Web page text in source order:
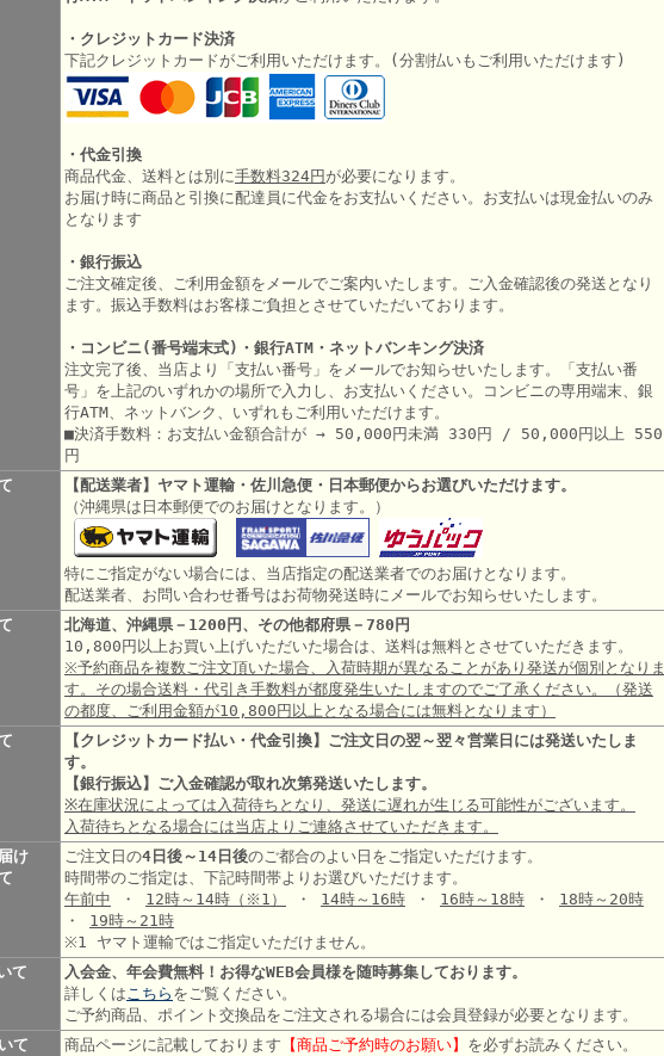
・クレジットカード決済
下記クレジットカードがご利用いただけます。(分割払いもご利用いただけます)
・代金引換
商品代金、送料とは別に手数料324円 が必要になります。
お届け時に商品と引換に配達員に代金をお支払いください。お支払いは現金払いのみ
となります
・銀行振込
ご注文確定後、ご利用金額をメールでご案内いたします。ご入金確認後の発送となり
ます。振込手数料はお客様ご負担とさせていただいております。
・コンビニ(番号端末式)・銀行ATM・ネットバンキング決済
注文完了後、当店より「支払い番号」をメールでお知らせいたします。「支払い番
号」を上記のいずれかの場所で入力し、お支払いください。コンビニの専用端末、銀
行ATM、ネットバンク、いずれもご利用いただけます。
■決済手数料：お支払い金額合計が → 50,000円未満 330円 / 50,000円以上 550
円
【配送業者】ヤマト運輸・佐川急便・日本郵便からお選びいただけます。
（沖縄県は日本郵便でのお届けとなります。）
特にご指定がない場合には、当店指定の配送業者でのお届けとなります。
配送業者、お問い合わせ番号はお荷物発送時にメールでお知らせいたします。
北海道、沖縄県－1200円、その他都府県－780円
10,800円以上お買い上げいただいた場合は、送料は無料とさせていただきます。
※予約商品を複数ご注文頂いた場合、入荷時期が異なることがあり発送が個別となりま
す。その場合送料・代引き手数料が都度発生いたしますのでご了承ください。（発送
の都度、ご利用金額が10,800円以上となる場合には無料となります）
【クレジットカード払い・代金引換】ご注文日の翌～翌々営業日には発送いたしま
す。
【銀行振込】ご入金確認が取れ次第発送いたします。
※在庫状況によっては入荷待ちとなり、発送に遅れが生じる可能性がございます。
入荷待ちとなる場合には当店よりご連絡させていただきます。
け
ご注文日の4日後～14日後のご都合のよい日をご指定いただけます。
時間帯のご指定は、下記時間帯よりお選びいただけます。
午前中 ・ 12時～14時 （※1） ・ 14時～16時 ・ 16時～18時 ・ 18時～20時
・ 19時～21時
※1 ヤマト運輸ではご指定いただけません。
て
入会金、年会費無料！お得なWEB会員様を随時募集しております。
詳しくはこちら をご覧ください。
ご予約商品、ポイント交換品をご注文される場合には会員登録が必要となります。
て
商品ページに記載しております 【商品ご予約時のお願い】 を必ずお読みください。